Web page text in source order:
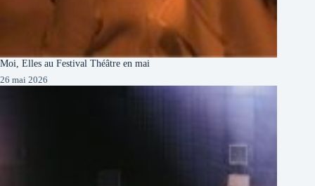
Moi, Elles au Festival Théâtre en mai
26 mai 2026